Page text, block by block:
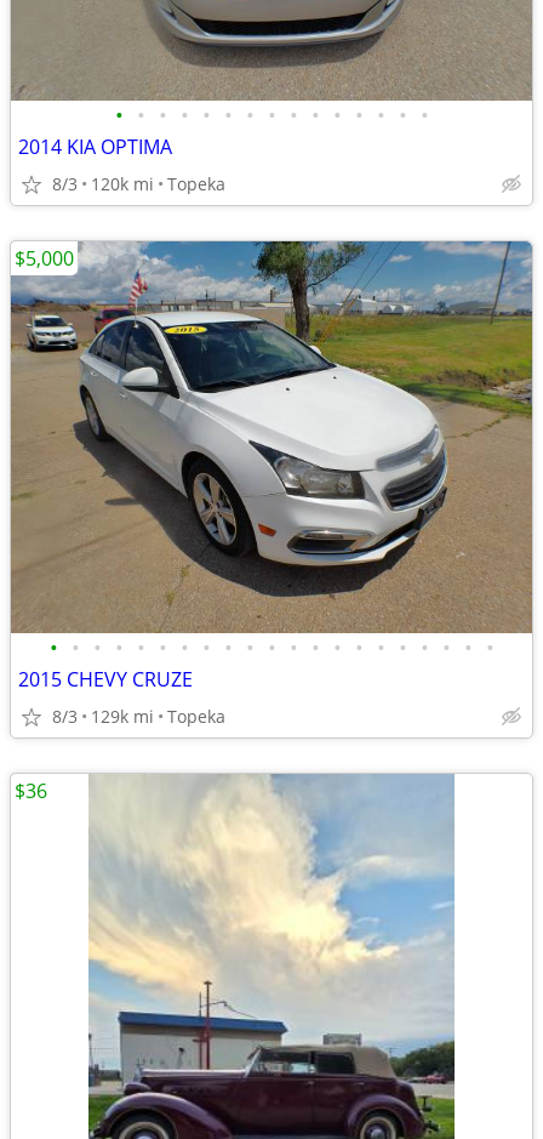
• • • • • • • • • • • • • • •
2014 KIA OPTIMA
8/3 120k mi Topeka
• • • • • • • • • • • • • • • • • • • • •
2015 CHEVY CRUZE
8/3 129k mi Topeka
$5,000
$36